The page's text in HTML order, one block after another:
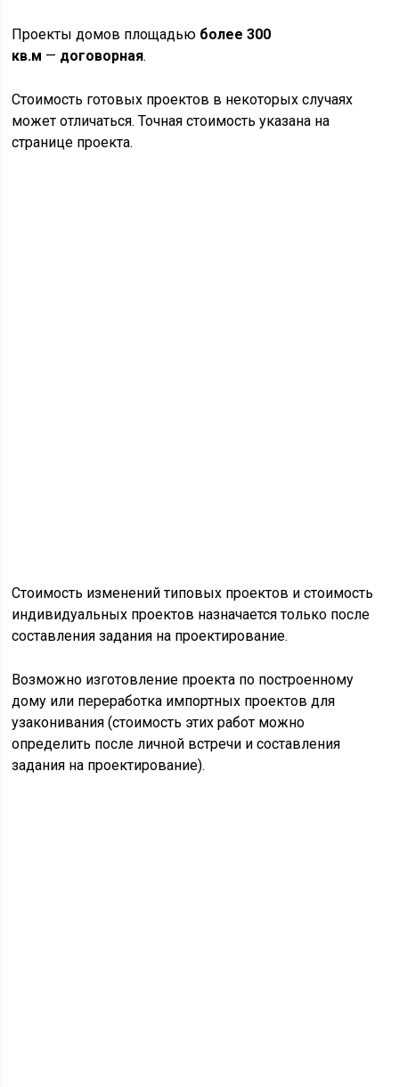
Проекты домов площадью более 300
кв.м — договорная.
Стоимость готовых проектов в некоторых случаях
может отличаться. Точная стоимость указана на
странице проекта.
Стоимость изменений типовых проектов и стоимость
индивидуальных проектов назначается только после
составления задания на проектирование.
Возможно изготовление проекта по построенному
дому или переработка импортных проектов для
узаконивания (стоимость этих работ можно
определить после личной встречи и составления
задания на проектирование).